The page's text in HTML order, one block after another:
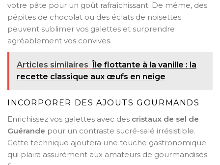
votre pâte pour un goût rafraîchissant. De même, des
pépites de chocolat ou des éclats de noisettes
peuvent sublimer vos galettes et surprendre
agréablement vos convives.
Articles similaires Île flottante à la vanille : la
recette classique aux œufs en neige
INCORPORER DES AJOUTS GOURMANDS
Enrichissez vos galettes avec des cristaux de sel de
Guérande pour un contraste sucré-salé irrésistible.
Cette technique ajoutera une touche gastronomique
qui plaira assurément aux amateurs de gourmandises